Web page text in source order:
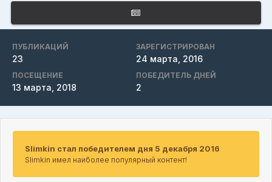
ПУБЛИКАЦИЙ
23
ЗАРЕГИСТРИРОВАН
24 марта, 2016
ПОСЕЩЕНИЕ
13 марта, 2018
ПОБЕДИТЕЛЬ ДНЕЙ
2
Slimkin стал победителем дня 5 декабря 2016
Slimkin имел наиболее популярный контент!